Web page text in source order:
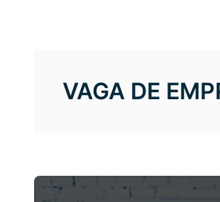
VAGA DE